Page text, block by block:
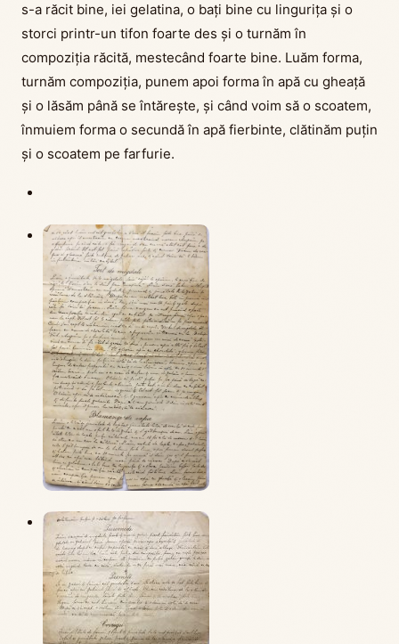
s-a răcit bine, iei gelatina, o bați bine cu lingurița și o
storci printr-un tifon foarte des și o turnăm în
compoziția răcită, mestecând foarte bine. Luăm forma,
turnăm compoziția, punem apoi forma în apă cu gheață
și o lăsăm până se întărește, și când voim să o scoatem,
înmuiem forma o secundă în apă fierbinte, clătinăm puțin
și o scoatem pe farfurie.